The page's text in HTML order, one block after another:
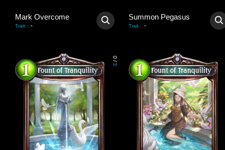
Mark Overcome
Trait : -
Summon Pegasus
Trait : -
0
/
3